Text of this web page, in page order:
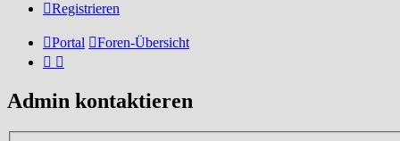
Registrieren
Portal Foren-Übersicht
Admin kontaktieren